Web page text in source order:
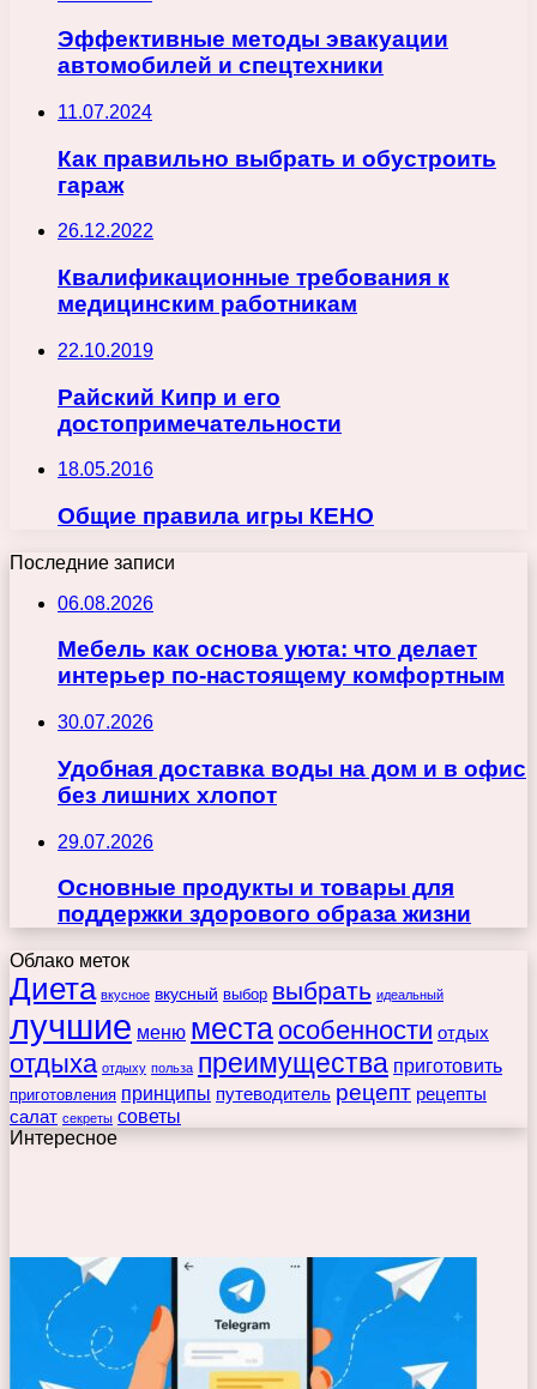
Эффективные методы эвакуации
автомобилей и спецтехники
11.07.2024
Как правильно выбрать и обустроить
гараж
26.12.2022
Квалификационные требования к
медицинским работникам
22.10.2019
Райский Кипр и его
достопримечательности
18.05.2016
Общие правила игры КЕНО
Последние записи
06.08.2026
Мебель как основа уюта: что делает
интерьер по-настоящему комфортным
30.07.2026
Удобная доставка воды на дом и в офис
без лишних хлопот
29.07.2026
Основные продукты и товары для
поддержки здорового образа жизни
Облако меток
Диета вкусное вкусный выбор выбрать идеальный
лучшие меню места особенности отдых
отдыха отдыху польза преимущества приготовить
приготовления принципы путеводитель рецепт рецепты
салат секреты советы
Интересное